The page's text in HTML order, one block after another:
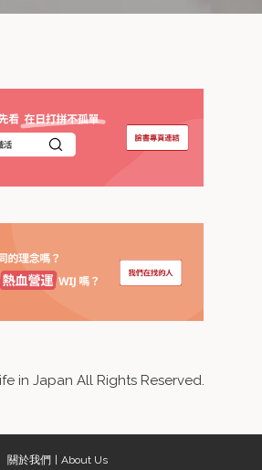
in Japan All Rights Reserved.
關於我們 About Us